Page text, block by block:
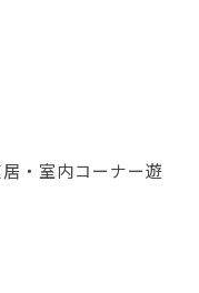
・室内コーナー遊